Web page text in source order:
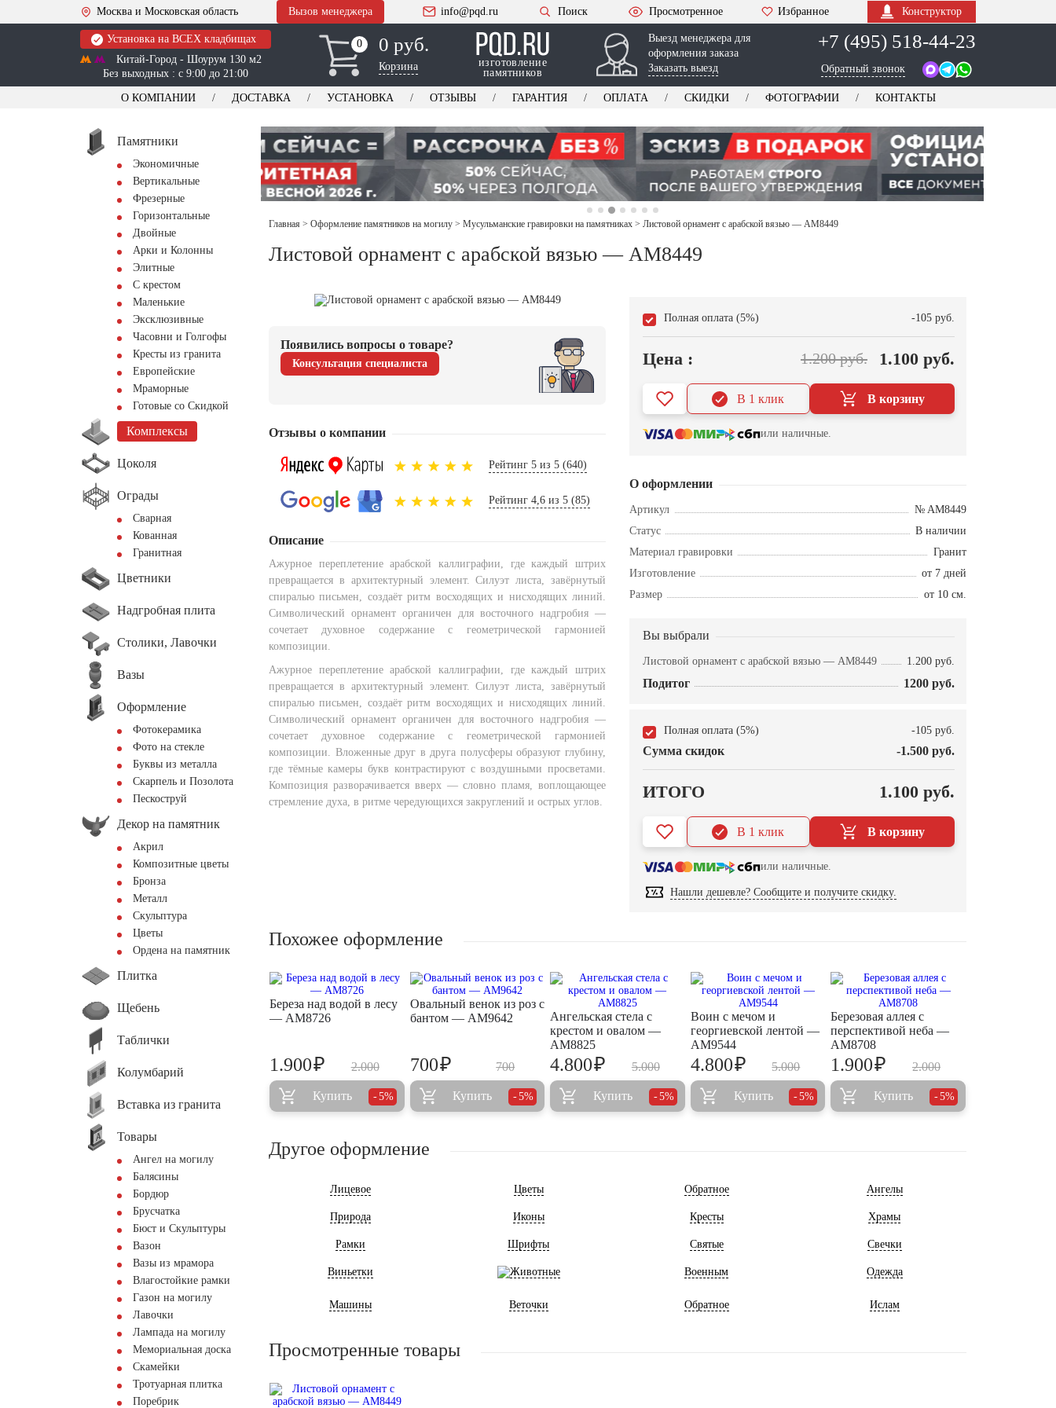
Москва и Московская область Вызов менеджера info@pqd.ru Поиск Просмотренное Избранное Конструктор
Установка на ВСЕХ кладбищах
Китай-Город - Шоурум 130 м2
Без выходных : с 9:00 до 21:00
0
0 0 руб.
Корзина
изготовление
памятников
Выезд менеджера для
оформления заказа
Заказать выезд
+7 (495) 518-44-23
Обратный звонок
О КОМПАНИИ ДОСТАВКА УСТАНОВКА ОТЗЫВЫ ГАРАНТИЯ ОПЛАТА СКИДКИ ФОТОГРАФИИ КОНТАКТЫ
Памятники
Экономичные
Вертикальные
Фрезерные
Горизонтальные
Двойные
Арки и Колонны
Элитные
С крестом
Маленькие
Эксклюзивные
Часовни и Голгофы
Кресты из гранита
Европейские
Мраморные
Готовые со Скидкой
Комплексы
Цоколя
Ограды
Сварная
Кованная
Гранитная
Цветники
Надгробная плита
Столики, Лавочки
Вазы
Оформление
Фотокерамика
Фото на стекле
Буквы из металла
Скарпель и Позолота
Пескоструй
Декор на памятник
Акрил
Композитные цветы
Бронза
Металл
Скульптура
Цветы
Ордена на памятник
Плитка
Щебень
Таблички
Колумбарий
Вставка из гранита
Товары
Ангел на могилу
Балясины
Бордюр
Брусчатка
Бюст и Скульптуры
Вазон
Вазы из мрамора
Влагостойкие рамки
Газон на могилу
Лавочки
Лампада на могилу
Мемориальная доска
Скамейки
Тротуарная плитка
Поребрик
Главная > Оформление памятников на могилу > Мусульманские гравировки на памятниках > Листовой орнамент с арабской вязью — AM8449
Листовой орнамент с арабской вязью — AM8449
Появились вопросы о товаре?
Консультация специалиста
Отзывы о компании
Рейтинг 5 из 5 (640)
Рейтинг 4,6 из 5 (85)
Описание
Ажурное переплетение арабской каллиграфии, где каждый штрих
превращается в архитектурный элемент. Силуэт листа, завёрнутый
спиралью письмен, создаёт ритм восходящих и нисходящих линий.
Символический орнамент органичен для восточного надгробия —
сочетает духовное содержание с геометрической гармонией
композиции.
Ажурное переплетение арабской каллиграфии, где каждый штрих
превращается в архитектурный элемент. Силуэт листа, завёрнутый
спиралью письмен, создаёт ритм восходящих и нисходящих линий.
Символический орнамент органичен для восточного надгробия —
сочетает духовное содержание с геометрической гармонией
композиции. Вложенные друг в друга полусферы образуют глубину,
где тёмные камеры букв контрастируют с воздушными просветами.
Композиция разворачивается вверх — словно пламя, воплощающее
стремление духа, в ритме чередующихся закруглений и острых углов.
Полная оплата (5%) -105 руб.
Цена : 1.200 руб. 1.100 руб.
В корзину
В 1 клик
или наличные.
О оформлении
Артикул
№ AM8449
Статус
В наличии
Материал гравировки
Гранит
Изготовление
от 7 дней
Размер
от 10 см.
Вы выбрали
Листовой орнамент с арабской вязью — AM8449 1.200 руб.
Подитог 1200 руб.
Полная оплата (5%) -105 руб.
Сумма скидок -1.500 руб.
ИТОГО 1.100 руб.
В корзину
В 1 клик
или наличные.
Нашли дешевле? Сообщите и получите скидку.
Похожее оформление
Береза над водой в лесу
— AM8726
2.000
1.900₽
Купить 5%
Овальный венок из роз с
бантом — AM9642
700
700₽
Купить 5%
Ангельская стела с
крестом и овалом —
AM8825
5.000
4.800₽
Купить 5%
Воин с мечом и
георгиевской лентой —
AM9544
5.000
4.800₽
Купить 5%
Березовая аллея с
перспективой неба —
AM8708
2.000
1.900₽
Купить 5%
Другое оформление
Лицевое Цветы Обратное Ангелы
Природа Иконы Кресты Храмы
Рамки Шрифты Святые Свечки
Виньетки Животные Военным Одежда
Машины Веточки Обратное Ислам
Просмотренные товары